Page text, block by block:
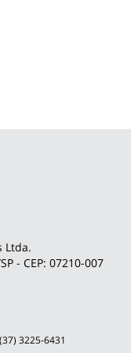
Ltda.
- CEP: 07210-007
3225-6431